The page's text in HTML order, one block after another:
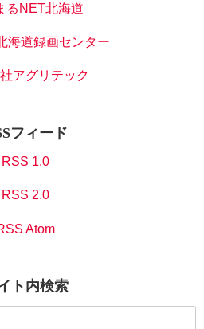
るNET北海道
海道録画センター
アグリテック
フィード
RSS 1.0
RSS 2.0
Atom
ト内検索